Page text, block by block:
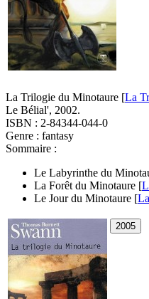
La Trilogie du Minotaure [La
Le Bélial', 2002.
ISBN : 2-84344-044-0
Genre : fantasy
Sommaire :
Le Labyrinthe du
La Forêt du Minotaure [
Le Jour du Minotaure [